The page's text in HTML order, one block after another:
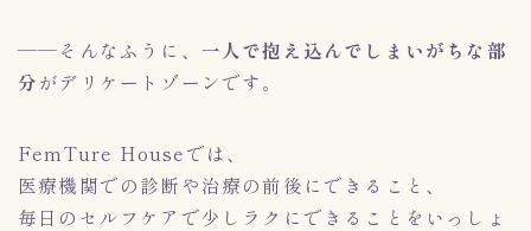
——そんなふうに、 一人で抱え込んでしまいがちな部
分がデリケートゾーンです。
FemTure Houseでは、
医療機関での診断や治療の前後にできること、
毎日のセルフケアで少しラクにできることをいっしょ